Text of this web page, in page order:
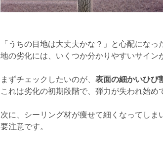
「うちの目地は大丈夫かな？」と心配にな
地の劣化には、いくつか分かりやすいサイン
まずチェックしたいのが、 表面の細かいひび
これは劣化の初期段階で、弾力が失われ始め
次に、シーリング材が痩せて細くなってしま
要注意です。